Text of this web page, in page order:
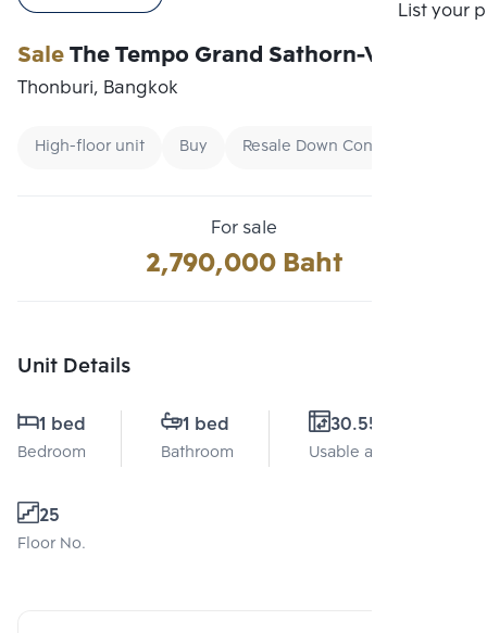
List your
SaleThe Tempo Grand Sathorn-Vutagard
Thonburi, Bangkok
High-floor unit Buy Resale Down Condo
For sale
2,790,000 Baht
Unit Details
1 bed
Bedroom
1 bed
Bathroom
30.55 Sq.m.
Usable area
25
Floor No.